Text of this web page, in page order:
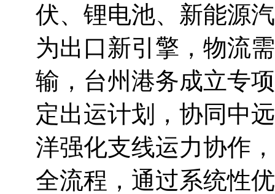
伏、锂电池、新能源
为出口新引擎，物流
输，台州港务成立专
定出运计划，协同中
洋强化支线运力协作
全流程，通过系统性